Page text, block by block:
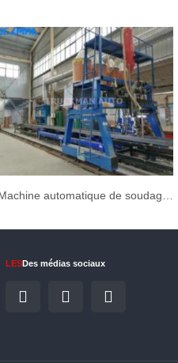
LESDes médias sociaux